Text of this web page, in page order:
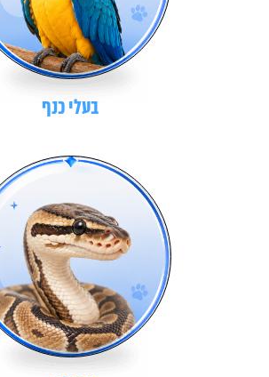
בעלי כנף